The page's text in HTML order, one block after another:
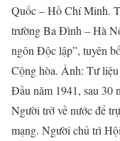
Quốc – Hồ Chí Minh.
trường Ba Đình – Hà
ngôn Độc lập”, tuyên
Cộng hòa. Ảnh: Tư
Đầu năm 1941, sau 30
Người trở về nước để
mạng. Người chủ trì